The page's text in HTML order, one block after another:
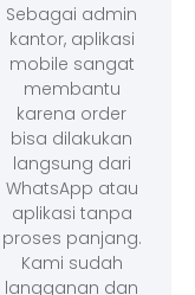
Sebagai admin
kantor, aplikasi
mobile sangat
membantu
karena order
bisa dilakukan
langsung dari
WhatsApp atau
aplikasi tanpa
proses panjang.
Kami sudah
langganan dan